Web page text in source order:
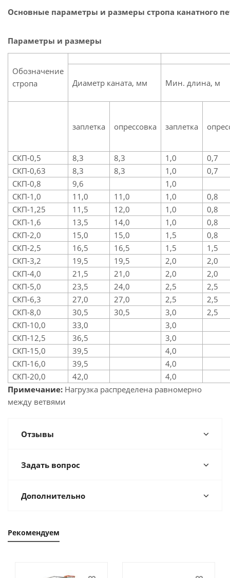
Основные параметры и размеры стропа канатного
Параметры и размеры
Обозначение
стропа
Диаметр каната, мм Мин. длина, м
заплетка опрессовка заплетка
СКП-0,5 8,3 8,3 1,0
0,7
СКП-0,63
8,3 8,3 1,0
0,7
СКП-0,8
9,6
1,0
СКП-1,0
11,0 11,0 1,0
0,8
СКП-1,25
11,5 12,0 1,0
0,8
СКП-1,6
13,5 14,0 1,0
0,8
СКП-2,0
15,0 15,0 1,5
0,8
СКП-2,5
16,5 16,5 1,5
1,5
СКП-3,2
19,5 19,5 2,0
2,0
СКП-4,0
21,5 21,0 2,0
2,0
СКП-5,0
23,5 24,0 2,5
2,5
СКП-6,3
27,0 27,0 2,5
2,5
СКП-8,0
30,5 30,5 3,0
2,5
СКП-10,0
33,0
3,0
СКП-12,5
36,5
3,0
СКП-15,0
39,5
4,0
СКП-16,0
39,5
4,0
СКП-20,0
42,0
4,0
Примечание: Нагрузка распределена равномерно
между ветвями
Отзывы
Задать вопрос
Дополнительно
Рекомендуем